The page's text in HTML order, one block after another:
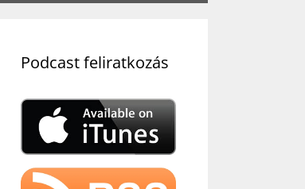
Podcast feliratkozás